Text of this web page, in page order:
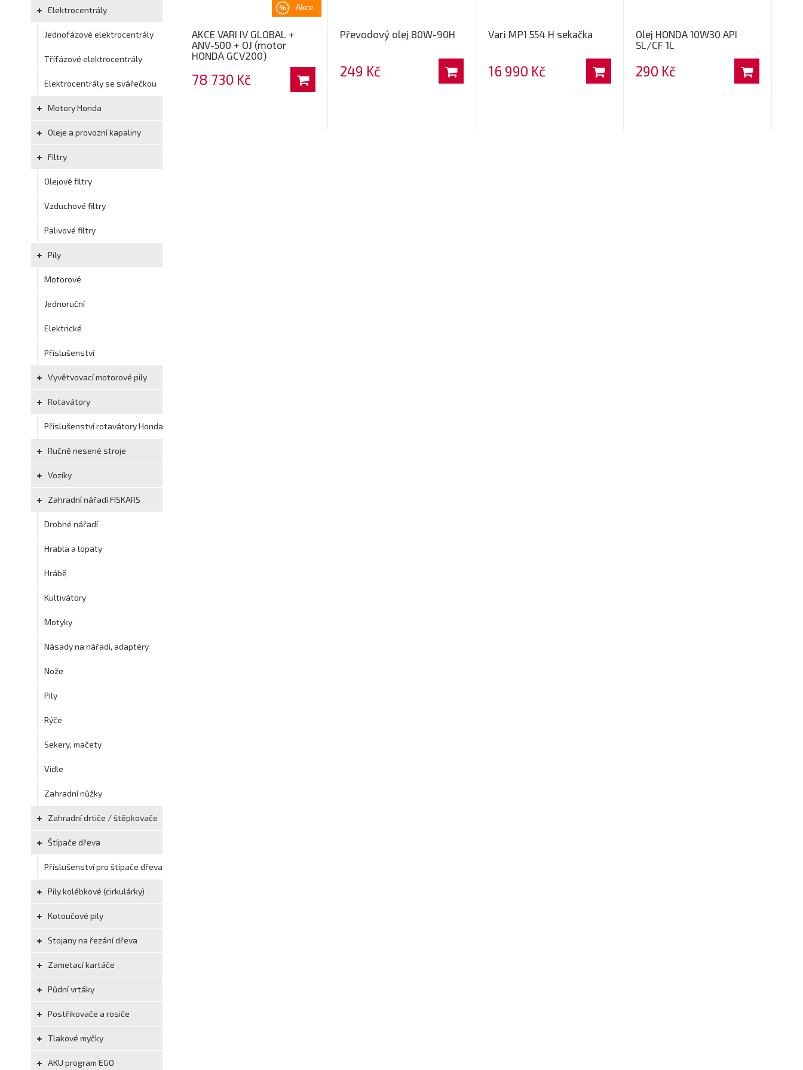
Elektrocentrály
Jednofázové elektrocentrály
Třífázové elektrocentrály
Elektrocentrály se svářečkou
Motory Honda
Oleje a provozní kapaliny
Filtry
Olejové filtry
Vzduchové filtry
Palivové filtry
Pily
Motorové
Jednoruční
Elektrické
Příslušenství
Vyvětvovací motorové pily
Rotavátory
Příslušenství rotavátory Honda
Ručně nesené stroje
Vozíky
Zahradní nářadí FISKARS
Drobné nářadí
Hrabla a lopaty
Hrábě
Kultivátory
Motyky
Násady na nářadí, adaptéry
Nože
Pily
Rýče
Sekery, mačety
Vidle
Zahradní nůžky
Zahradní drtiče / štěpkovače
Štípače dřeva
Příslušenství pro štípače dřeva
Pily kolébkové (cirkulárky)
Kotoučové pily
Stojany na řezání dřeva
Zametací kartáče
Půdní vrtáky
Postřikovače a rosiče
Tlakové myčky
AKU program EGO
AKCE VARI IV GLOBAL +
ANV-500 + OJ (motor
HONDA GCV200)
78 730 Kč
Převodový olej 80W-90H
249 Kč
Vari MP1 554 H sekačka
16 990 Kč
Olej HONDA 10W30 API
SL/CF 1L
290 Kč